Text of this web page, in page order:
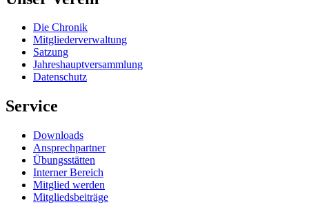
Die Chronik
Mitgliederverwaltung
Satzung
Jahreshauptversammlung
Datenschutz
Service
Downloads
Ansprechpartner
Übungsstätten
Interner Bereich
Mitglied werden
Mitgliedsbeiträge